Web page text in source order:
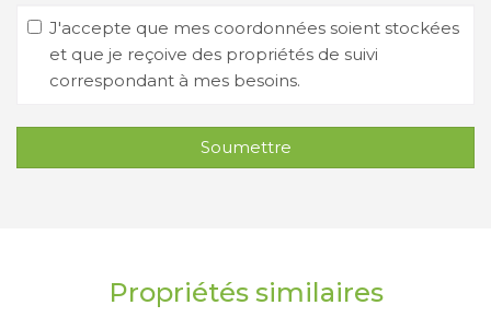
J'accepte que mes coordonnées soient stockées
et que je reçoive des propriétés de suivi
correspondant à mes besoins.
Soumettre
Propriétés similaires